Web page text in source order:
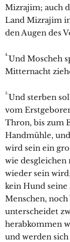
Mizrajim; auch
Land Mizrajim
den Augen des
4.Und Moscheh
Mitternacht
5.Und sterben
vom
Thron, bis zum
Handmühle,
wird sein ein
wie desgleichen
wieder sein
kein Hund seine
Menschen,
unterscheidet
herabkommen
und werden